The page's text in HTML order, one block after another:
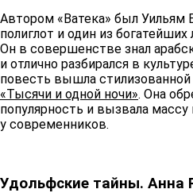
Автором «Ватека» был Уильям
полиглот и один из
Он в совершенстве знал
и отлично разбирался в
повесть вышла стилизованной
«Тысячи и одной ночи». Она
популярность и вызвала
у современников.
Удольфские тайны. Анна